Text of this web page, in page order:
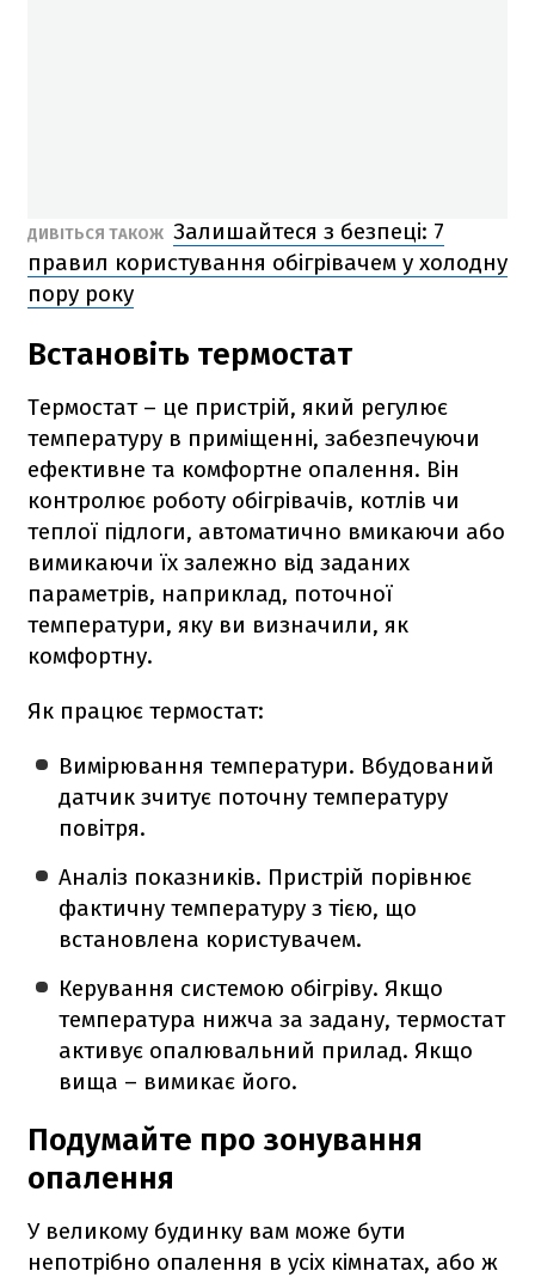
ДИВІТЬСЯ ТАКОЖ Залишайтеся з безпеці: 7
правил користування обігрівачем у холодну
пору року
Встановіть термостат
Термостат – це пристрій, який регулює
температуру в приміщенні, забезпечуючи
ефективне та комфортне опалення. Він
контролює роботу обігрівачів, котлів чи
теплої підлоги, автоматично вмикаючи або
вимикаючи їх залежно від заданих
параметрів, наприклад, поточної
температури, яку ви визначили, як
комфортну.
Як працює термостат:
Вимірювання температури. Вбудований
датчик зчитує поточну температуру
повітря.
Аналіз показників. Пристрій порівнює
фактичну температуру з тією, що
встановлена користувачем.
Керування системою обігріву. Якщо
температура нижча за задану, термостат
активує опалювальний прилад. Якщо
вища – вимикає його.
Подумайте про зонування
опалення
У великому будинку вам може бути
непотрібно опалення в усіх кімнатах, або ж